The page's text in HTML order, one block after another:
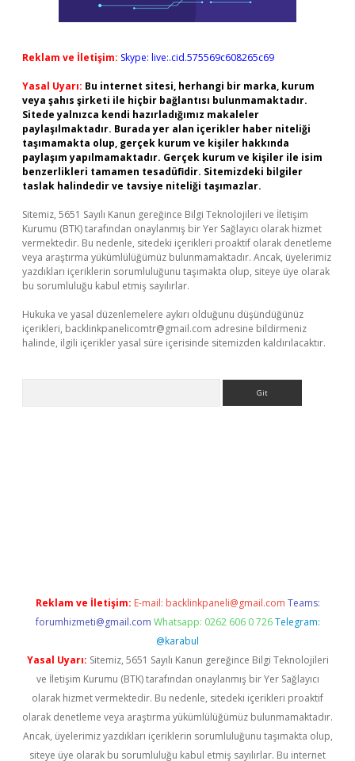
Reklam ve İletişim: Skype: live:.cid.575569c608265c69
Yasal Uyarı: Bu internet sitesi, herhangi bir marka, kurum
veya şahıs şirketi ile hiçbir bağlantısı bulunmamaktadır.
Sitede yalnızca kendi hazırladığımız makaleler
paylaşılmaktadır. Burada yer alan içerikler haber niteliği
taşımamakta olup, gerçek kurum ve kişiler hakkında
paylaşım yapılmamaktadır. Gerçek kurum ve kişiler ile isim
benzerlikleri tamamen tesadüfidir. Sitemizdeki bilgiler
taslak halindedir ve tavsiye niteliği taşımazlar.
Sitemiz, 5651 Sayılı Kanun gereğince Bilgi Teknolojileri ve İletişim
Kurumu (BTK) tarafından onaylanmış bir Yer Sağlayıcı olarak hizmet
vermektedir. Bu nedenle, sitedeki içerikleri proaktif olarak denetleme
veya araştırma yükümlülüğümüz bulunmamaktadır. Ancak, üyelerimiz
yazdıkları içeriklerin sorumluluğunu taşımakta olup, siteye üye olarak
bu sorumluluğu kabul etmiş sayılırlar.
Hukuka ve yasal düzenlemelere aykırı olduğunu düşündüğünüz
içerikleri, backlinkpanelicomtr@gmail.com adresine bildirmeniz
halinde, ilgili içerikler yasal süre içerisinde sitemizden kaldırılacaktır.
Reklam ve İletişim: E-mail: backlinkpaneli@gmail.com Teams:
forumhizmeti@gmail.com Whatsapp: 0262 606 0 726 Telegram:
@karabul
Yasal Uyarı: Sitemiz, 5651 Sayılı Kanun gereğince Bilgi Teknolojileri
ve İletişim Kurumu (BTK) tarafından onaylanmış bir Yer Sağlayıcı
olarak hizmet vermektedir. Bu nedenle, sitedeki içerikleri proaktif
olarak denetleme veya araştırma yükümlülüğümüz bulunmamaktadır.
Ancak, üyelerimiz yazdıkları içeriklerin sorumluluğunu taşımakta olup,
siteye üye olarak bu sorumluluğu kabul etmiş sayılırlar. Bu internet